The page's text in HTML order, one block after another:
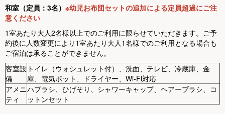
和室（定員：3名） ※幼児お布団セットの追加による定員超過にご注
意ください
1室あたり大人2名様以上でのご利用に限らせていただきます。ご予
約後に人数変更により1室あたり大人1名様でのご利用となる場合も
ご宿泊は承ることができません。
客室設
備
トイレ（ウォシュレット付）、洗面、テレビ、冷蔵庫、金
庫、電気ポット、ドライヤー、Wi-Fi対応
アメニ
ティ
ハブラシ、ひげそり、シャワーキャップ、ヘアーブラシ、コ
ットンセット